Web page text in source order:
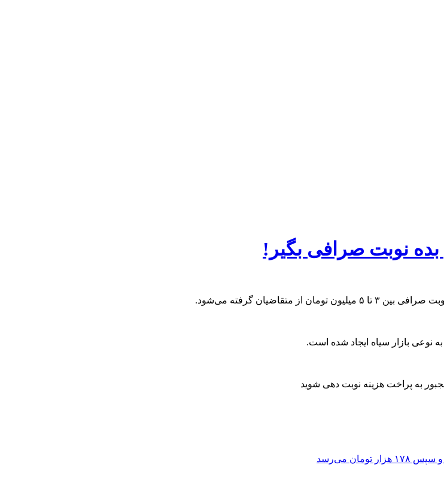
گرفته می‌شود.
نوعی بازار سیاه ایجاد شده است.
به پراخت هزینه نوبت دهی شوید